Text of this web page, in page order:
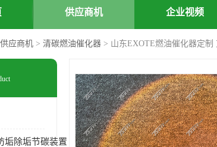
供应商机 企业视频
供应商机 > 清碳燃油催化器 > 山东EXOTE燃油催化器定
垢除垢节碳装置